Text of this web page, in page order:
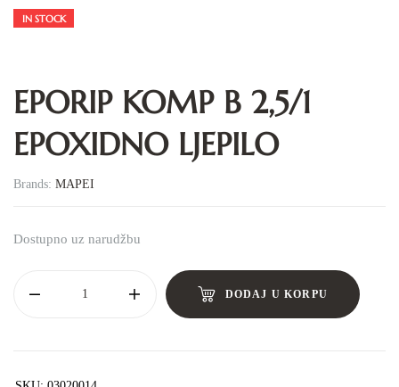
IN STOCK
EPORIP KOMP B 2,5/1
EPOXIDNO LJEPILO
Brands: MAPEI
Dostupno uz narudžbu
DODAJ U KORPU